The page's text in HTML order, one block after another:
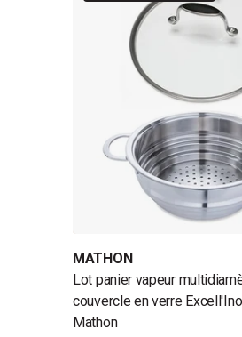
MATHON
Lot panier vapeur
couvercle en verre
Mathon